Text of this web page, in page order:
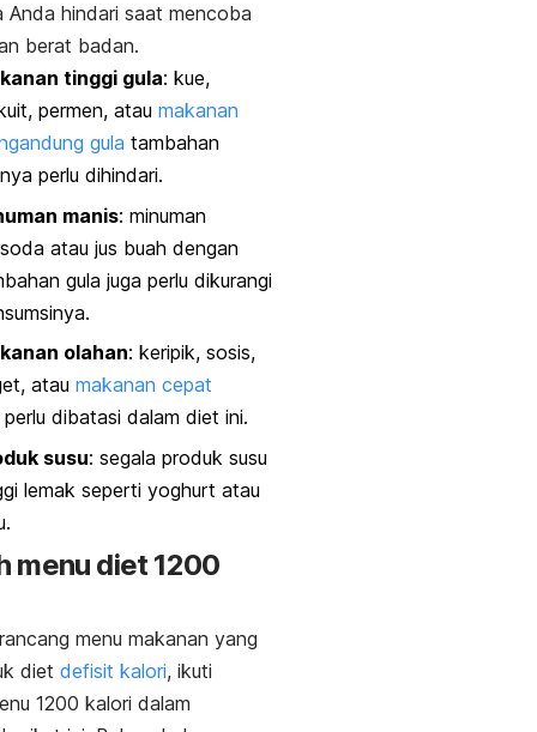
Anda hindari saat mencoba
berat badan.
tinggi gula: kue,
permen, atau makanan
gula tambahan
perlu dihindari.
manis: minuman
atau jus buah dengan
gula juga perlu dikurangi
olahan: keripik, sosis,
atau makanan cepat
perlu dibatasi dalam diet ini.
susu: segala produk susu
lemak seperti yoghurt atau
menu diet 1200
menu makanan yang
diet defisit kalori, ikuti
1200 kalori dalam